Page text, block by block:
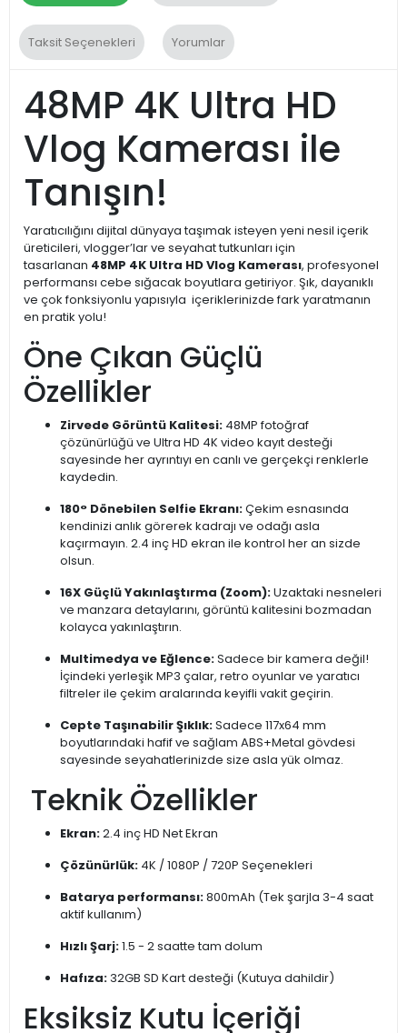
Taksit Seçenekleri Yorumlar
48MP 4K Ultra HD
Vlog Kamerası ile
Tanışın!
Yaratıcılığını dijital dünyaya taşımak isteyen yeni nesil içerik
üreticileri, vlogger’lar ve seyahat tutkunları için
tasarlanan 48MP 4K Ultra HD Vlog Kamerası, profesyonel
performansı cebe sığacak boyutlara getiriyor. Şık, dayanıklı
ve çok fonksiyonlu yapısıyla içeriklerinizde fark yaratmanın
en pratik yolu!
Öne Çıkan Güçlü
Özellikler
Zirvede Görüntü Kalitesi: 48MP fotoğraf
çözünürlüğü ve Ultra HD 4K video kayıt desteği
sayesinde her ayrıntıyı en canlı ve gerçekçi renklerle
kaydedin.
180° Dönebilen Selfie Ekranı:Çekim esnasında
kendinizi anlık görerek kadrajı ve odağı asla
kaçırmayın. 2.4 inç HD ekran ile kontrol her an sizde
olsun.
16X Güçlü Yakınlaştırma (Zoom):Uzaktaki nesneleri
ve manzara detaylarını, görüntü kalitesini bozmadan
kolayca yakınlaştırın.
Multimedya ve Eğlence:Sadece bir kamera değil!
İçindeki yerleşik MP3 çalar, retro oyunlar ve yaratıcı
filtreler ile çekim aralarında keyifli vakit geçirin.
Cepte Taşınabilir Şıklık:Sadece 117x64 mm
boyutlarındaki hafif ve sağlam ABS+Metal gövdesi
sayesinde seyahatlerinizde size asla yük olmaz.
Teknik Özellikler
Ekran:2.4 inç HD Net Ekran
Çözünürlük: 4K / 1080P / 720P Seçenekleri
Batarya performansı:800mAh (Tek şarjla 3-4 saat
aktif kullanım)
Hızlı Şarj:1.5 - 2 saatte tam dolum
Hafıza:32GB SD Kart desteği (Kutuya dahildir)
Eksiksiz Kutu İçeriği